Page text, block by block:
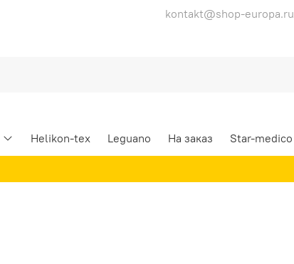
kontakt@shop-europa.ru
Helikon-tex Leguano На заказ Star-medico